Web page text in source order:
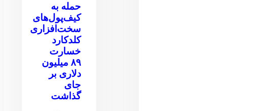
حمله به
کیف‌پول‌های
سخت‌افزاری
کلدکارد
خسارت
۸۹ میلیون
دلاری بر
جای
گذاشت